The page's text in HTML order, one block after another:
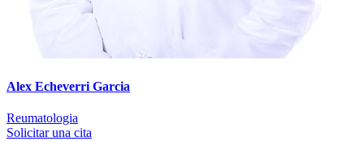
Alex Echeverri Garcia
Reumatologia
Solicitar una cita